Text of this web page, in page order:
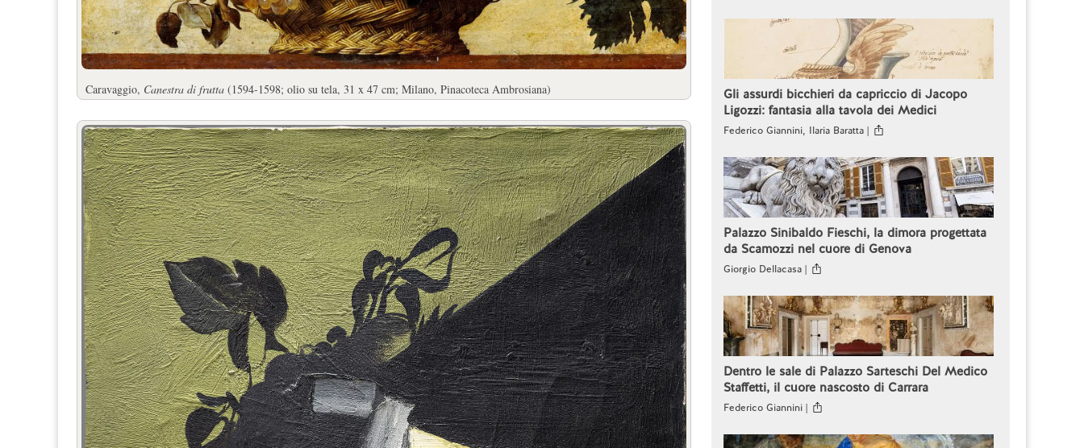
Caravaggio, Canestra di frutta (1594-1598; olio su tela, 31 x 47 cm; Milano, Pinacoteca Ambrosiana)
Gli assurdi bicchieri da capriccio di Jacopo
Ligozzi: fantasia alla tavola dei Medici
Federico Giannini, Ilaria Baratta |
Palazzo Sinibaldo Fieschi, la dimora progettata
da Scamozzi nel cuore di Genova
Giorgio Dellacasa |
Dentro le sale di Palazzo Sarteschi Del Medico
Staffetti, il cuore nascosto di Carrara
Federico Giannini |